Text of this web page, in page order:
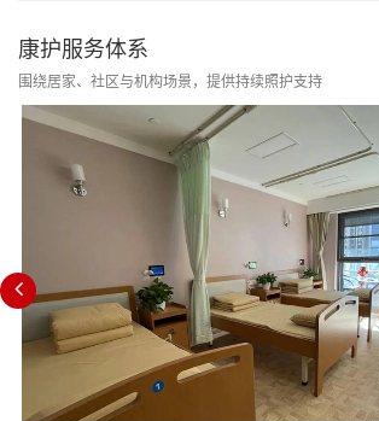
康护服务体系
围绕居家、社区与机构场景，提供持续照护支持